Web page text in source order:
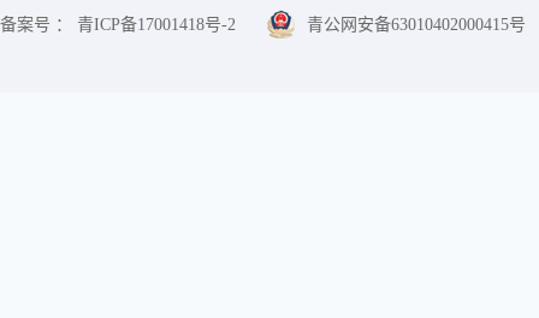
备案号 ： 青ICP备17001418号-2 青公网安备63010402000415号